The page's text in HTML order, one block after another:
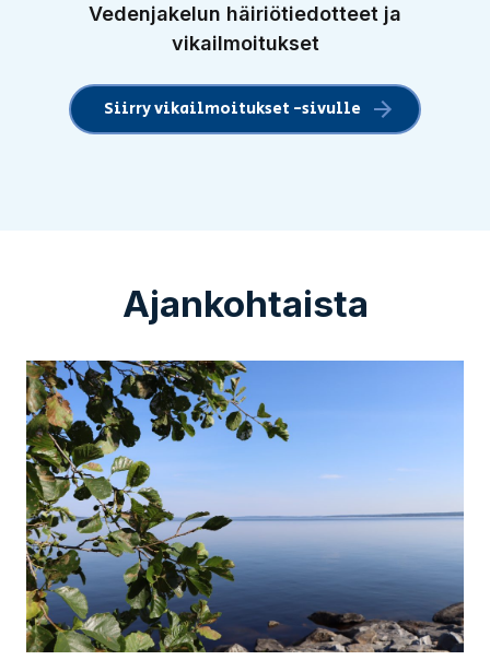
Vedenjakelun häiriötiedotteet ja
vikailmoitukset
Siirry vikailmoitukset -sivulle
Ajankohtaista